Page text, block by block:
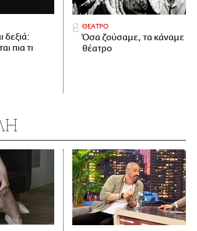
δεξιά:
πια τι
ΘΕΑΤΡΟ
Όσα ζούσαμε, τα κάναμε
θέατρο